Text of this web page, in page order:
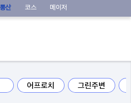
통산 코스 메이저
어프로치 그린주변